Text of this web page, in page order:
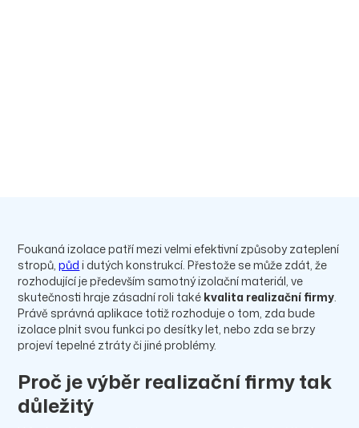
Foukaná izolace patří mezi velmi efektivní způsoby zateplení
stropů,půd i dutých konstrukcí. Přestože se může zdát, že
rozhodující je především samotný izolační materiál, ve
skutečnosti hraje zásadní roli také kvalita realizační firmy
Právě správná aplikace totiž rozhoduje o tom, zda bude
izolace plnit svou funkci po desítky let, nebo zda se brzy
projeví tepelné ztráty či jiné problémy.
Proč je výběr realizační firmy tak
důležitý